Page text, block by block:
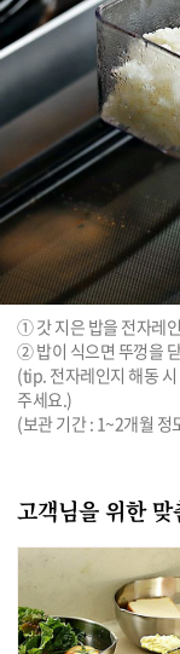
① 갓 지은 밥을 전자레
② 밥이 식으면 뚜껑을
(tip. 전자레인지 해동
주세요.)
(보관 기간 : 1~2개월 정
고객님을 위한